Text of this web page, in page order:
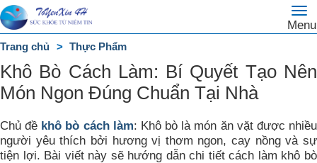
Menu
Trang
chủ
DANH
MỤC
Trang chủ Thực Phẩm
Khô Bò Cách Làm: Bí Quyết Tạo Nên
Món Ngon Đúng Chuẩn Tại Nhà
Chủ đề khô bò cách làm: Khô bò là món ăn vặt được nhiều
người yêu thích bởi hương vị thơm ngon, cay nồng và sự
tiện lợi. Bài viết này sẽ hướng dẫn chi tiết cách làm khô bò